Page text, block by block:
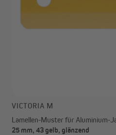
VICTORIA M
Lamellen-Muster für Aluminium-
25 mm, 43 gelb, glänzend